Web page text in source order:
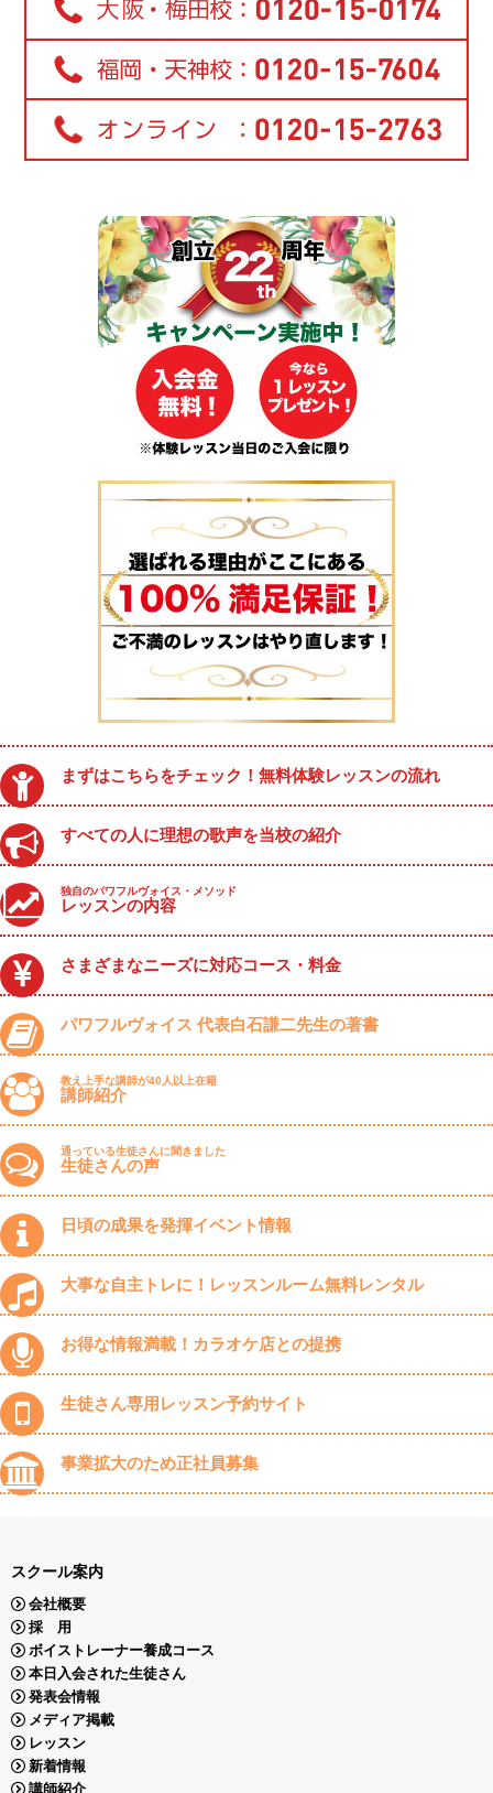
まずはこちらをチェック！無料体験レッスンの流れ
すべての人に理想の歌声を当校の紹介
独自のパワフルヴォイス・メソッド
レッスンの内容
さまざまなニーズに対応コース・料金
パワフルヴォイス 代表白石謙二先生の著書
教え上手な講師が40人以上在籍
講師紹介
通っている生徒さんに聞きました
生徒さんの声
日頃の成果を発揮イベント情報
大事な自主トレに！レッスンルーム無料レンタル
お得な情報満載！カラオケ店との提携
生徒さん専用レッスン予約サイト
事業拡大のため正社員募集
スクール案内
会社概要
採 用
ボイストレーナー養成コース
本日入会された生徒さん
発表会情報
メディア掲載
レッスン
新着情報
講師紹介